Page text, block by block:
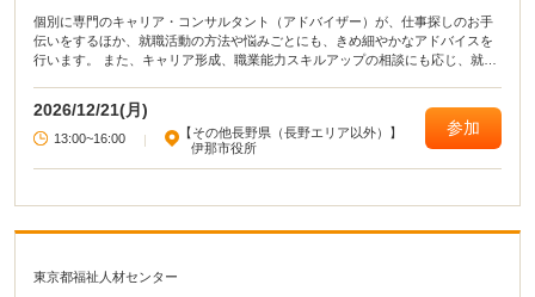
個別に専門のキャリア・コンサルタント（アドバイザー）が、仕事探しのお手
伝いをするほか、就職活動の方法や悩みごとにも、きめ細やかなアドバイスを
行います。 また、キャリア形成、職業能力スキルアップの相談にも応じ、就職
2026/12/21(月)
13:00~16:00
【その他長野県（長野エリア以外）】
伊那市役所
参加
東京都福祉人材センター